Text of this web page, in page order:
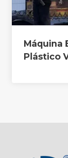
Máquina
Plástico